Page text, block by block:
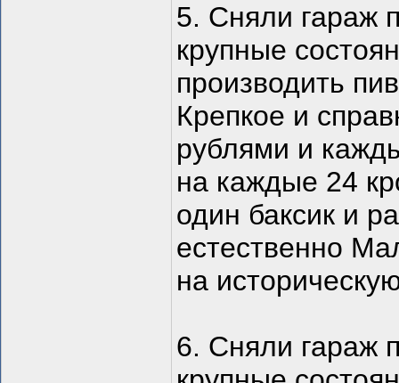
5. Сняли гараж
крупные
производить
Крепкое и
рублями и
на каждые 24
один баксик и
естественно
на
6. Сняли гараж